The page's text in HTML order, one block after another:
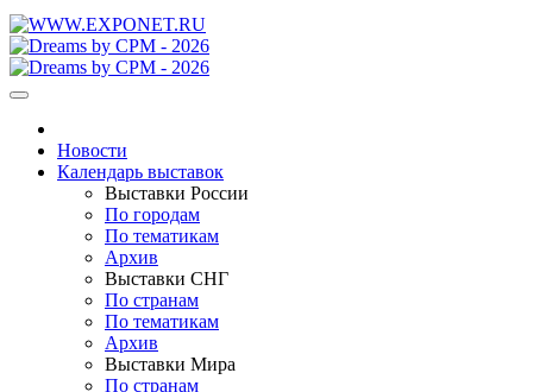
Новости
Календарь выставок
Выставки России
По городам
По тематикам
Архив
Выставки СНГ
По странам
По тематикам
Архив
Выставки Мира
По странам